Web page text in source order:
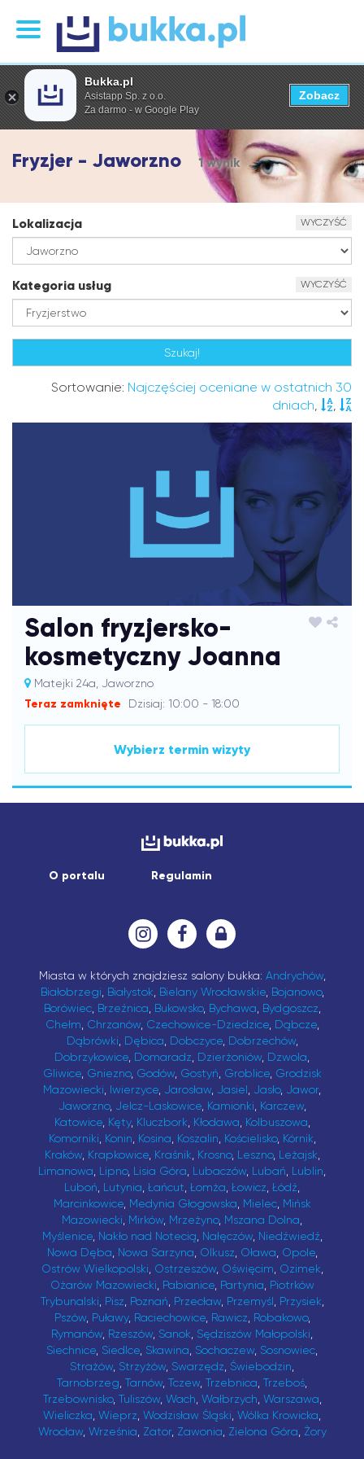
Fryzjer - Jaworzno 1 wynik
Lokalizacja WYCZYŚĆ
Kategoria usług WYCZYŚĆ
Sortowanie: Najczęściej oceniane w ostatnich 30
dniach, ,
Salon fryzjersko-
kosmetyczny Joanna
Matejki 24a, Jaworzno
Teraz zamknięte Dzisiaj: 10:00 - 18:00
Wybierz termin wizyty
O portalu Regulamin
Miasta w których znajdziesz salony bukka: Andrychów,
Białobrzegi, Białystok, Bielany Wrocławskie, Bojanowo,
Borówiec, Brzeźnica, Bukowsko, Bychawa, Bydgoszcz,
Chełm, Chrzanów, Czechowice-Dziedzice, Dąbcze,
Dąbrówki, Dębica, Dobczyce, Dobrzechów,
Dobrzykowice, Domaradz, Dzierżoniów, Dzwola,
Gliwice, Gniezno, Godów, Gostyń, Groblice, Grodzisk
Mazowiecki, Iwierzyce, Jarosław, Jasiel, Jasło, Jawor,
Jaworzno, Jelcz-Laskowice, Kamionki, Karczew,
Katowice, Kęty, Kluczbork, Kłodawa, Kolbuszowa,
Komorniki, Konin, Kosina, Koszalin, Kościelisko, Kórnik,
Kraków, Krapkowice, Kraśnik, Krosno, Leszno, Leżajsk,
Limanowa, Lipno, Lisia Góra, Lubaczów, Lubań, Lublin,
Luboń, Lutynia, Łańcut, Łomża, Łowicz, Łódź,
Marcinkowice, Medynia Głogowska, Mielec, Mińsk
Mazowiecki, Mirków, Mrzeżyno, Mszana Dolna,
Myślenice, Nakło nad Notecią, Nałęczów, Niedźwiedź,
Nowa Dęba, Nowa Sarzyna, Olkusz, Oława, Opole,
Ostrów Wielkopolski, Ostrzeszów, Oświęcim, Ozimek,
Ożarów Mazowiecki, Pabianice, Partynia, Piotrków
Trybunalski, Pisz, Poznań, Przecław, Przemyśl, Przysiek,
Pszów, Puławy, Raciechowice, Rawicz, Robakowo,
Rymanów, Rzeszów, Sanok, Sędziszów Małopolski,
Siechnice, Siedlce, Skawina, Sochaczew, Sosnowiec,
Strażów, Strzyżów, Swarzędz, Świebodzin,
Tarnobrzeg, Tarnów, Tczew, Trzebnica, Trzeboś,
Trzebownisko, Tuliszów, Wach, Wałbrzych, Warszawa,
Wieliczka, Wieprz, Wodzisław Śląski, Wólka Krowicka,
Wrocław, Września, Zator, Zawonia, Zielona Góra, Żory
Bukka.pl
Asistapp Sp. z o.o.
Za darmo - w Google Play
Zobacz